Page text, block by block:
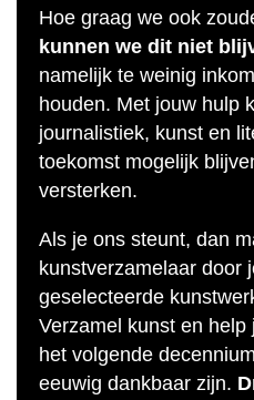
Hoe graag we ook
kunnen we dit niet
namelijk te weinig
houden. Met jouw hulp
journalistiek, kunst en
toekomst mogelijk
versterken.
Als je ons steunt, dan
kunstverzamelaar door
geselecteerde
Verzamel kunst en
het volgende
eeuwig dankbaar zijn.